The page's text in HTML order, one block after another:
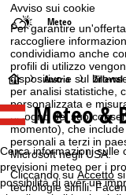
Avviso sui cookie
Per garantire
raccogliere
condividiamo anche
profili di utilizzo
dispositivo e sul
per analisi statistiche,
personalizzata e
bisogno del suo
momento), che
personali a terzi in
Microsoft negli USA.
Cliccando suAccettosi
tecnologie simili.
Meteo
H
o
m
e
Austria Zillertal
Meteo &
Cerca informazioni sulle
previsioni meteo per i
possibilità di aver un